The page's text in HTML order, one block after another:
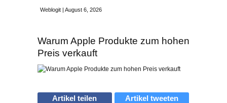
Weblogit | August 6, 2026
Warum Apple Produkte zum hohen
Preis verkauft
Artikel teilen
Artikel tweeten